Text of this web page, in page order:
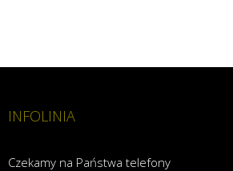
INFOLINIA
Czekamy na Państwa telefony